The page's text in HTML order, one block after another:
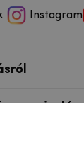
Instagram